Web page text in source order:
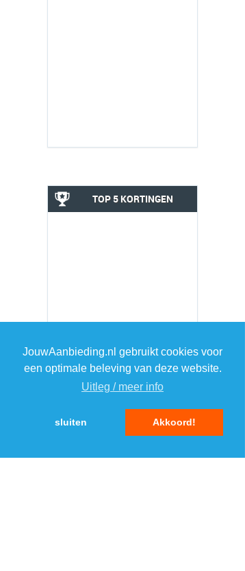
JouwAanbieding.nl gebruikt cookies voor
een optimale beleving van deze website.
Uitleg / meer info
sluiten Akkoord!
TOP 5 KORTINGEN